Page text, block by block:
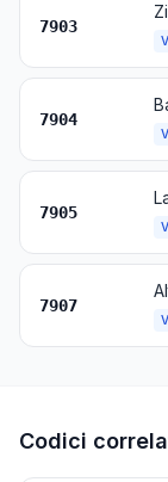
7903
7904
7905
7907
Codici